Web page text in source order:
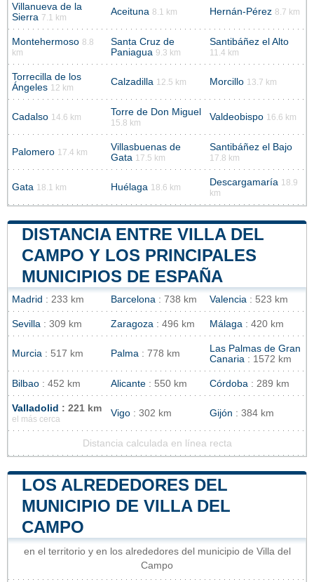
Villanueva de la
Sierra 7.1 km
Aceituna 8.1 km Hernán-Pérez 8.7 km
Montehermoso 8.8
km
Santa Cruz de
Paniagua 9.3 km
Santibáñez el Alto
11.4 km
Torrecilla de los
Ángeles 12 km
Calzadilla 12.5 km Morcillo 13.7 km
Cadalso 14.6 km Torre de Don Miguel
15.8 km
Valdeobispo 16.6 km
Palomero 17.4 km
Villasbuenas de
Gata 17.5 km
Santibáñez el Bajo
17.8 km
Gata 18.1 km Huélaga 18.6 km Descargamaría 18.9
km
DISTANCIA ENTRE VILLA DEL
CAMPO Y LOS PRINCIPALES
MUNICIPIOS DE ESPAÑA
Madrid : 233 km Barcelona : 738 km Valencia : 523 km
Sevilla : 309 km Zaragoza : 496 km Málaga : 420 km
Murcia : 517 km Palma : 778 km
Las Palmas de Gran
Canaria : 1572 km
Bilbao : 452 km Alicante : 550 km Córdoba : 289 km
Valladolid : 221 km
el más cerca
Vigo : 302 km Gijón : 384 km
Distancia calculada en línea recta
LOS ALREDEDORES DEL
MUNICIPIO DE VILLA DEL
CAMPO
en el territorio y en los alrededores del municipio de Villa del
Campo